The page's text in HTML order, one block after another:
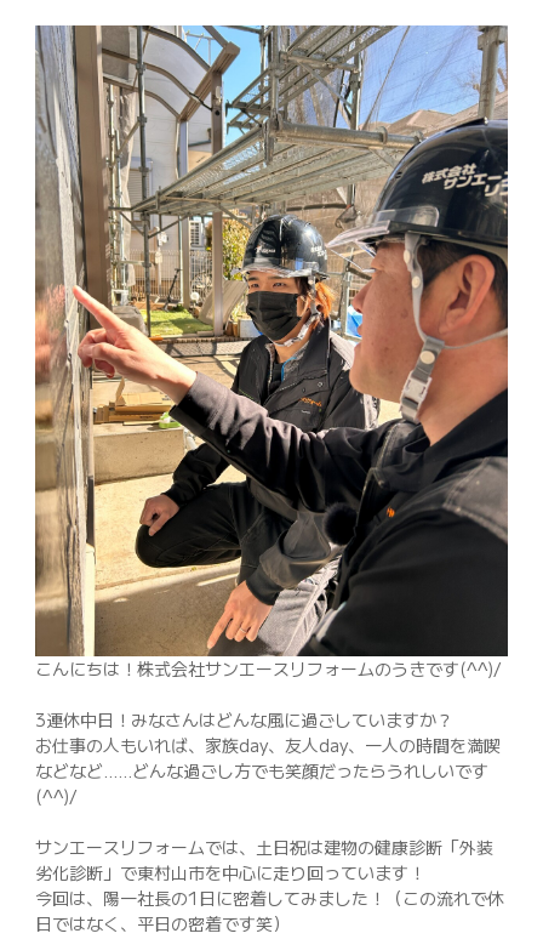
スタッフブログ
採用情報
正しい業者の選び方
ZOOM打ち合わせ
OPEN : 9:00〜18:00
CLOSED : 年末年始
042-398-1717
※営業電話はお控えください。
こんにちは！株式会社サンエースリフォームのうきです(^^)/
3連休中日！みなさんはどんな風に過ごしていますか？
お仕事の人もいれば、家族day、友人day、一人の時間を満喫
などなど……どんな過ごし方でも笑顔だったらうれしいです
(^^)/
サンエースリフォームでは、土日祝は建物の健康診断「外装
劣化診断」で東村山市を中心に走り回っています！
今回は、陽一社長の1日に密着してみました！（この流れで休
日ではなく、平日の密着です笑）